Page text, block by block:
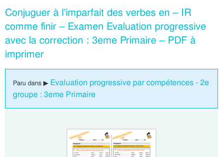
Conjuguer à l’imparfait des verbes en – IR
comme finir – Examen Evaluation progressive
avec la correction : 3eme Primaire – PDF à
imprimer
Paru dans ▶ Evaluation progressive par compétences - 2e
groupe : 3eme Primaire